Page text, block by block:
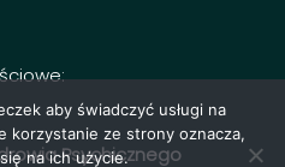
Psychicznego
aby świadczyć usługi na
korzystanie ze strony oznacza,
na ich użycie.